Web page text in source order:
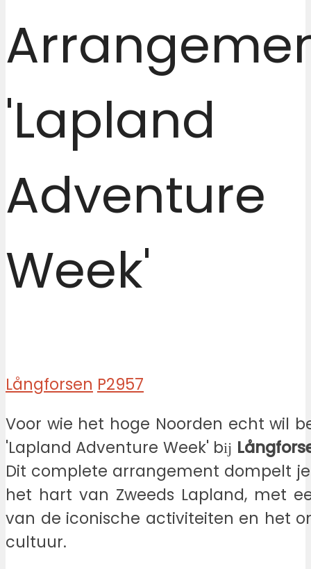
'Lapland
Adventure
Week'
Långforsen P2957
Voor wie het hoge Noorden echt wil
'Lapland Adventure Week' bĳ
Dit complete arrangement dompelt
het hart van Zweeds Lapland, met
van de iconische activiteiten en het
cultuur.